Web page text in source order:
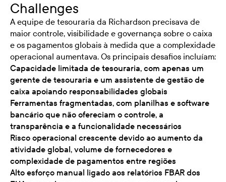
Challenges
A equipe de tesouraria da Richardson precisava de
maior controle, visibilidade e governança sobre o caixa
e os pagamentos globais à medida que a complexidade
operacional aumentava. Os principais desafios incluíam:
Capacidade limitada de tesouraria, com apenas um
gerente de tesouraria e um assistente de gestão de
caixa apoiando responsabilidades globais
Ferramentas fragmentadas, com planilhas e software
bancário que não ofereciam o controle, a
transparência e a funcionalidade necessários
Risco operacional crescente devido ao aumento da
atividade global, volume de fornecedores e
complexidade de pagamentos entre regiões
Alto esforço manual ligado aos relatórios FBAR dos